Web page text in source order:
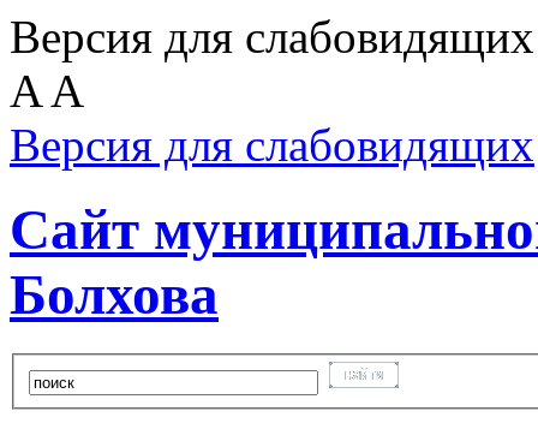
Версия для
A A
Версия для слабовидящих
Сайт
Болхова